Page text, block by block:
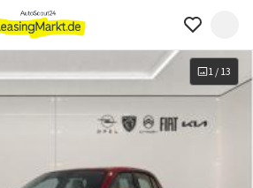
1/13